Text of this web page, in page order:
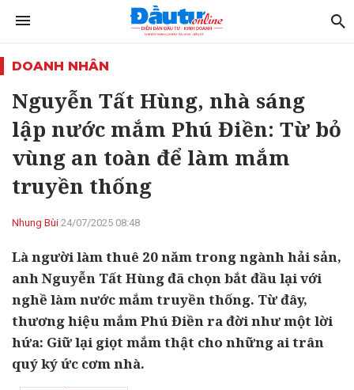
DOANH NHÂN
Nguyễn Tất Hùng, nhà sáng
lập nước mắm Phú Điền: Từ bỏ
vùng an toàn để làm mắm
truyền thống
Nhung Bùi 24/07/2025 08:48
Là người làm thuê 20 năm trong ngành hải sản,
anh Nguyễn Tất Hùng đã chọn bắt đầu lại với
nghề làm nước mắm truyền thống. Từ đây,
thương hiệu mắm Phú Điền ra đời như một lời
hứa: Giữ lại giọt mắm thật cho những ai trân
quý ký ức cơm nhà.